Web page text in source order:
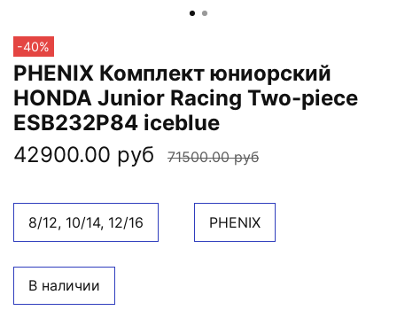
-40%
PHENIX Комплект юниорский
HONDA Junior Racing Two-piece
ESB232P84 iceblue
42900.00 руб
71500.00 руб
8/12, 10/14, 12/16 PHENIX
В наличии